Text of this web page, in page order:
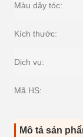
Màu dây tóc:
Kích thước:
Dịch vụ:
Mã HS:
Mô tả sản